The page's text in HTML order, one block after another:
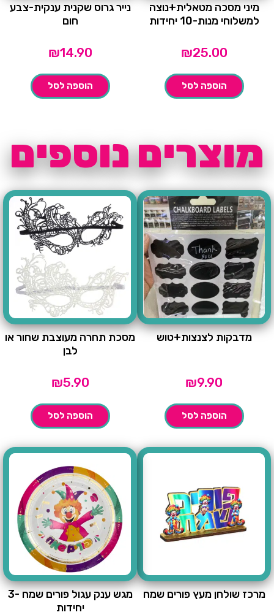
מיני מסכה מטאלית+נוצה
למשלוחי מנות-10 יחידות
₪25.00
הוספה לסל
נייר גרוס שקנית ענקית-צבע
חום
₪14.90
הוספה לסל
מוצרים נוספים
מדבקות לצנצות+טוש
₪9.90
הוספה לסל
מסכת תחרה מעוצבת שחור או
לבן
₪5.90
הוספה לסל
מרכז שולחן מעץ פורים שמח
מגש ענק עגול פורים שמח -3
יחידות